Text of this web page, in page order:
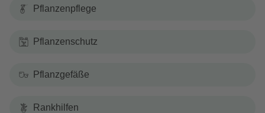
Pflanzenpflege
Pflanzenschutz
Pflanzgefäße
Rankhilfen